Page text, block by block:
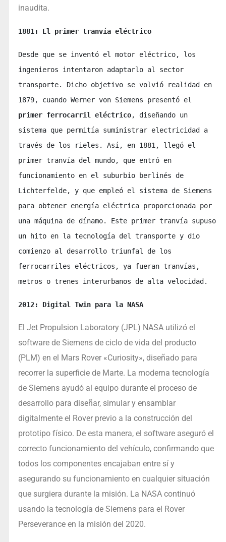
inaudita.
1881: El primer tranvía eléctrico
Desde que se inventó el motor eléctrico, los
ingenieros intentaron adaptarlo al sector
transporte. Dicho objetivo se volvió realidad en
primer ferrocarril eléctrico, diseñando un
sistema que permitía suministrar electricidad a
través de los rieles. Así, en 1881, llegó el
primer tranvía del mundo, que entró en
funcionamiento en el suburbio berlinés de
Lichterfelde, y que empleó el sistema de Siemens
para obtener energía eléctrica proporcionada por
una máquina de dínamo. Este primer tranvía supuso
un hito en la tecnología del transporte y dio
comienzo al desarrollo triunfal de los
ferrocarriles eléctricos, ya fueran tranvías,
metros o trenes interurbanos de alta velocidad.
2012: Digital Twin para la NASA
El Jet Propulsion Laboratory (JPL) NASA utilizó el
software de Siemens de ciclo de vida del producto
(PLM) en el Mars Rover «Curiosity», diseñado para
recorrer la superficie de Marte. La moderna tecnología
de Siemens ayudó al equipo durante el proceso de
desarrollo para diseñar, simular y ensamblar
digitalmente el Rover previo a la construcción del
prototipo físico. De esta manera, el software aseguró el
correcto funcionamiento del vehículo, confirmando que
todos los componentes encajaban entre sí y
asegurando su funcionamiento en cualquier situación
que surgiera durante la misión. La NASA continuó
usando la tecnología de Siemens para el Rover
Perseverance en la misión del 2020.